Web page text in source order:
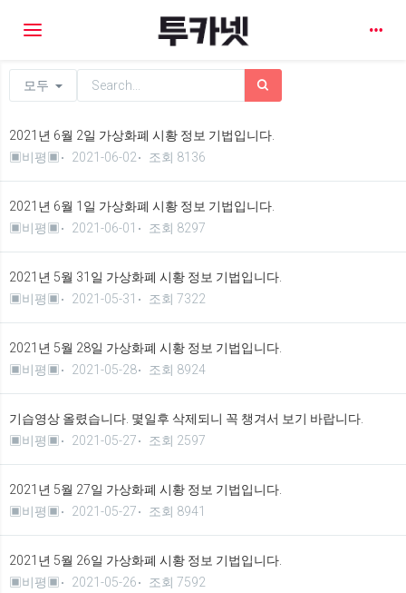
Toggle navigation
모두
2021년 6월 2일 가상화폐 시황 정보 기법입니다.
▣비평▣
2021-06-02 조회 8136
2021년 6월 1일 가상화폐 시황 정보 기법입니다.
▣비평▣
2021-06-01 조회 8297
2021년 5월 31일 가상화폐 시황 정보 기법입니다.
▣비평▣
2021-05-31 조회 7322
2021년 5월 28일 가상화폐 시황 정보 기법입니다.
▣비평▣
2021-05-28 조회 8924
기습영상 올렸습니다. 몇일후 삭제되니 꼭 챙겨서 보기 바랍니다.
▣비평▣
2021-05-27 조회 2597
2021년 5월 27일 가상화폐 시황 정보 기법입니다.
▣비평▣
2021-05-27 조회 8941
2021년 5월 26일 가상화폐 시황 정보 기법입니다.
▣비평▣
2021-05-26 조회 7592